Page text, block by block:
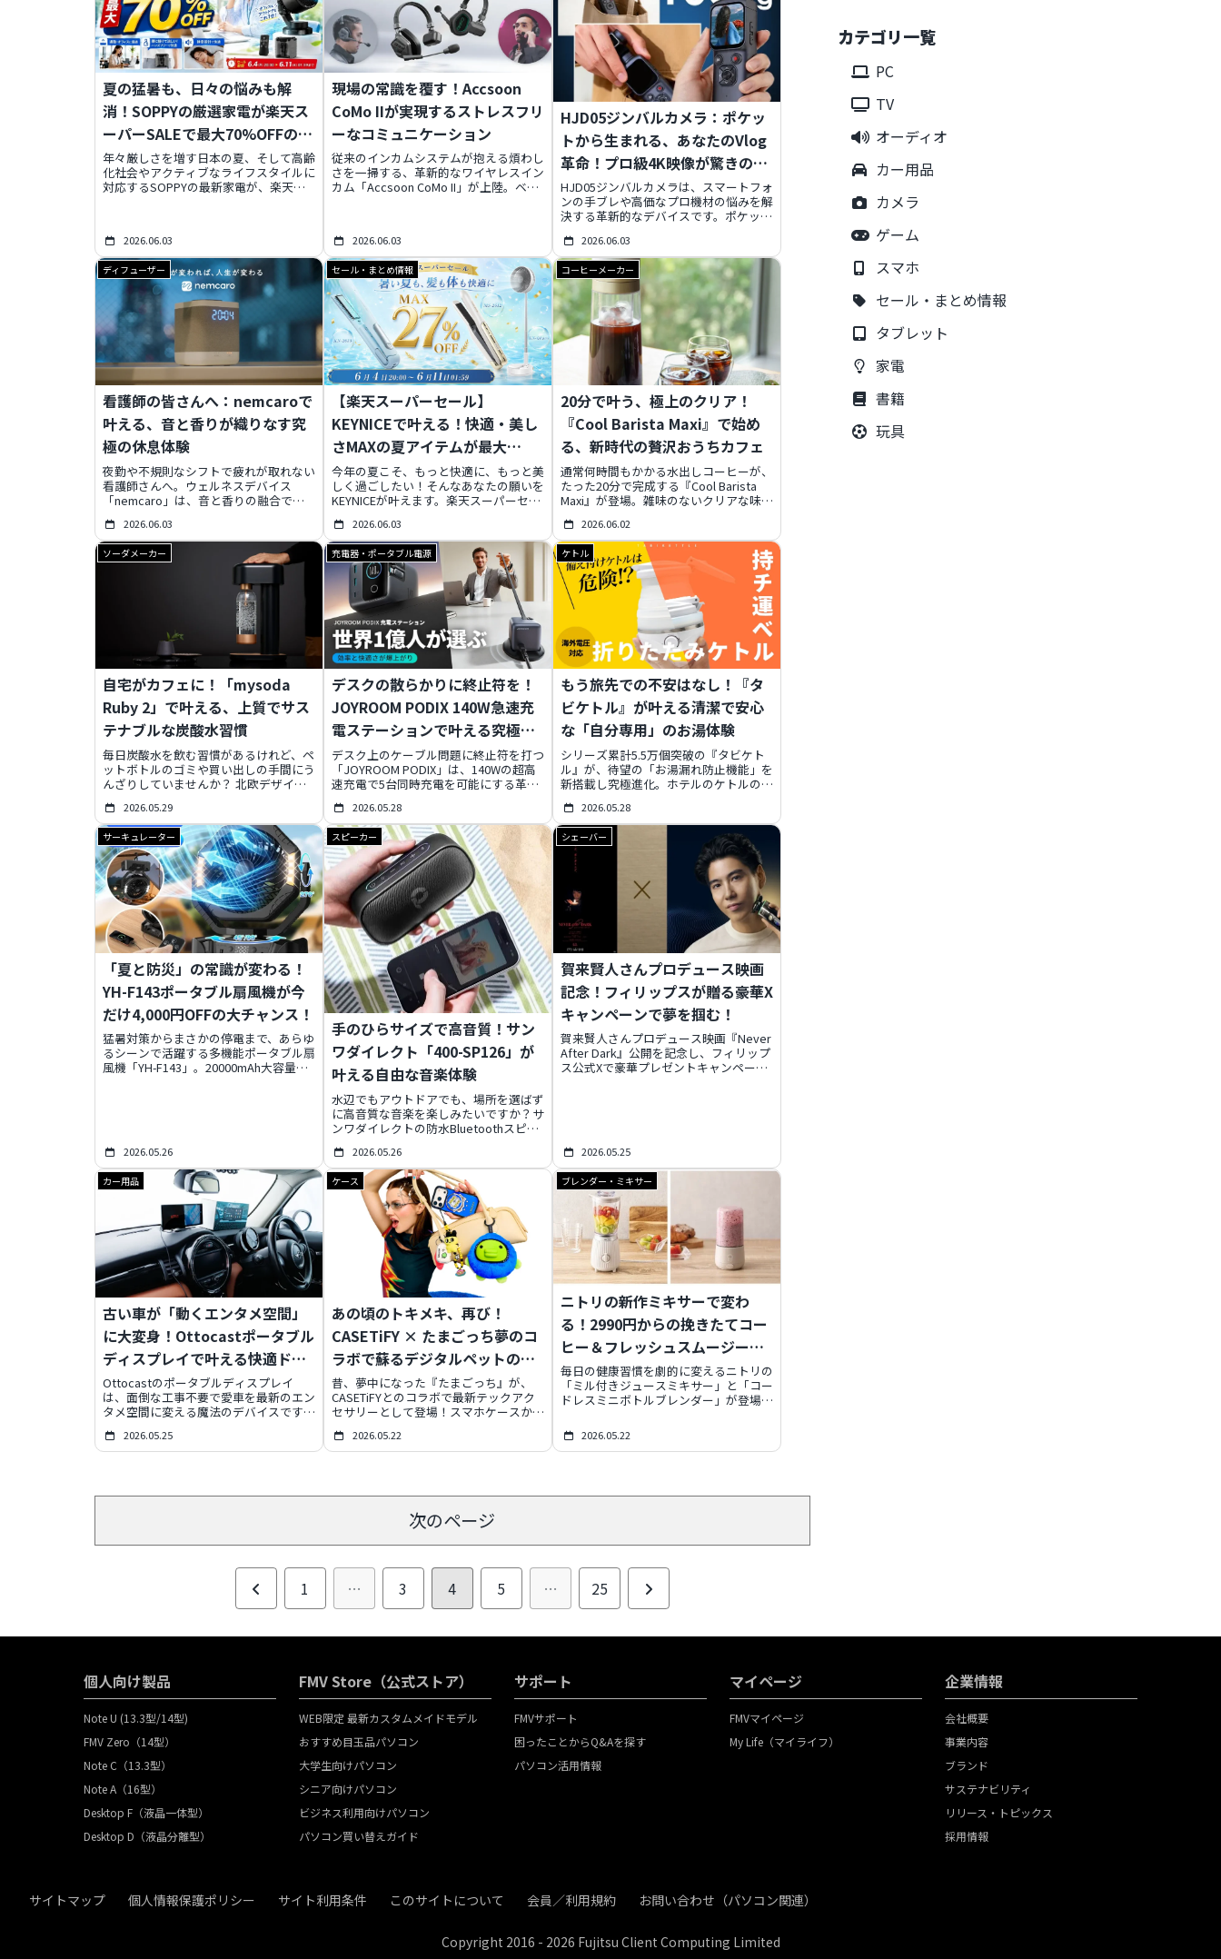
夏の猛暑も、日々の悩みも解
消！SOPPYの厳選家電が楽天ス
ーパーSALEで最大70%OFFの大
チャンス！
年々厳しさを増す日本の夏、そして高齢
化社会やアクティブなライフスタイルに
対応するSOPPYの最新家電が、楽天ス
話、電動爪切りで安全なセルフケアな
ど、暮らしを豊かにする5つの注目アイ
テムを徹底解説。この夏、賢くお得に快
適な毎日をスタートさせませんか？
2026.06.03
現場の常識を覆す！Accsoon
CoMo IIが実現するストレスフリ
ーなコミュニケーション
従来のインカムシステムが抱える煩わし
さを一掃する、革新的なワイヤレスイン
カム「Accsoon CoMo II」が上陸。ベー
動といった卓越した機能で、現場のコミ
ュニケーションを劇的に変革します。旧
モデルからの大幅な進化を遂げ、映像制
作やイベント運営の効率と品質向上に貢
献するこの「ゲームチェンジャー」の全
貌を徹底解説します。
2026.06.03
HJD05ジンバルカメラ：ポケッ
トから生まれる、あなたのVlog
革命！プロ級4K映像が驚きの価
格で
HJD05ジンバルカメラは、スマートフォ
ンの手ブレや高価なプロ機材の悩みを解
決する革新的なデバイスです。ポケット
撮影、7500万画素センサー、3軸ジンバ
ルによる究極の手ブレ補正を搭載。AI顔
追尾や多彩なフィルター、Wi-Fi転送機
能で初心者でもプロ級の映像を簡単に制
作・共有できます。驚きのコストパフォ
ーマンスで、あなたのVlogや日常の記録
が劇的に進化します。
2026.06.03
ディフューザー
看護師の皆さんへ：nemcaroで
叶える、音と香りが織りなす究
極の休息体験
夜勤や不規則なシフトで疲れが取れない
看護師さんへ。ウェルネスデバイス
「nemcaro」は、音と香りの融合で質
に導入でき、心身を深く癒します。ナー
スフェス2026でその効果を体験し、新
しいセルフケアの形を見つけましょう。
2026.06.03
セール・まとめ情報
【楽天スーパーセール】
KEYNICEで叶える！快適・美し
さMAXの夏アイテムが最大
27%OFF！
今年の夏こそ、もっと快適に、もっと美
しく過ごしたい！そんなあなたの願いを
KEYNICEが叶えます。楽天スーパーセー
や、猛暑を乗り切る扇風機まで最大
27%OFFの大チャンス！この記事では、
お得な夏アイテムを賢く手に入れ、ワン
ランク上の毎日を叶える秘訣を徹底解
説。見逃せない驚きの価格と、あなたの
生活を豊かにするKEYNICEの魅力に迫り
ます。
2026.06.03
コーヒーメーカー
20分で叶う、極上のクリア！
『Cool Barista Maxi』で始め
る、新時代の贅沢おうちカフェ
通常何時間もかかる水出しコーヒーが、
たった20分で完成する『Cool Barista
Maxi』が登場。雑味のないクリアな味わ
楽しめます。デザイン性も高く、コーヒ
ー以外にも活用できる万能性で、あなた
の「おうちカフェ」を格上げする一台で
す。
2026.06.02
ソーダメーカー
自宅がカフェに！「mysoda
Ruby 2」で叶える、上質でサス
テナブルな炭酸水習慣
毎日炭酸水を飲む習慣があるけれど、ペ
ットボトルのゴミや買い出しの手間にう
んざりしていませんか？ 北欧デザイン
Ruby 2」なら、自宅で手軽にできたて
炭酸水が楽しめ、さらに環境にも優しい
サステナブルな暮らしが叶います。
Makuakeでの先行販売も見逃せませ
ん。
2026.05.29
充電器・ポータブル電源
デスクの散らかりに終止符を！
JOYROOM PODIX 140W急速充
電ステーションで叶える究極の
ミニマリズム
デスク上のケーブル問題に終止符を打つ
「JOYROOM PODIX」は、140Wの超高
速充電で5台同時充電を可能にする革新
ル内蔵、スマートディスプレイ、AI温度
制御など、効率と快適さを追求した未来
の充電体験を提供します。
2026.05.28
ケトル
もう旅先での不安はなし！『タ
ビケトル』が叶える清潔で安心
な「自分専用」のお湯体験
シリーズ累計5.5万個突破の『タビケト
ル』が、待望の「お湯漏れ防止機能」を
新搭載し究極進化。ホテルのケトルの衛
世界対応の電圧切替、2つの保温モード
で、旅先や車中泊、入院生活まであらゆ
るシーンで清潔で安心な沸かしたてのお
湯を提供します。今ならMakuakeでお得
に手に入れるチャンス！
2026.05.28
サーキュレーター
「夏と防災」の常識が変わる！
YH-F143ポータブル扇風機が今
だけ4,000円OFFの大チャンス！
猛暑対策からまさかの停電まで、あらゆ
るシーンで活躍する多機能ポータブル扇
風機「YH-F143」。20000mAh大容量バ
価を徹底解説します。
2026.05.26
スピーカー
手のひらサイズで高音質！サン
ワダイレクト「400-SP126」が
叶える自由な音楽体験
水辺でもアウトドアでも、場所を選ばず
に高音質な音楽を楽しみたいですか？サ
ンワダイレクトの防水Bluetoothスピー
カー「400-SP126」は、IPX7防水、8W
の迫力サウンド、最長12時間再生、多彩
な入力形式を手のひらサイズに凝縮。
3,618円（税抜）という驚きの価格で、
あなたの日常と特別な時間を豊かに彩り
2026.05.26
シェーバー
賀来賢人さんプロデュース映画
記念！フィリップスが贈る豪華X
キャンペーンで夢を掴む！
賀来賢人さんプロデュース映画『Never
After Dark』公開を記念し、フィリップ
ス公式Xで豪華プレゼントキャンペーン
2026.05.25
カー用品
古い車が「動くエンタメ空間」
に大変身！Ottocastポータブル
ディスプレイで叶える快適ドラ
イブ
Ottocastのポータブルディスプレイ
は、面倒な工事不要で愛車を最新のエン
タメ空間に変える魔法のデバイスです。
動画アプリ、ワイヤレス
CarPlay/Android Auto、さらにAI音声制
御まで、あなたのカーライフを劇的にア
2026.05.25
ケース
あの頃のトキメキ、再び！
CASETiFY × たまごっち夢のコ
ラボで蘇るデジタルペットの魔
法
昔、夢中になった『たまごっち』が、
CASETiFYとのコラボで最新テックアク
セサリーとして登場！スマホケースから
スーツケース、限定デバイスまで、大人
になったあなたの毎日を彩るアイテムを
徹底解説。懐かしさと新しさが融合し
2026.05.22
ブレンダー・ミキサー
ニトリの新作ミキサーで変わ
る！2990円からの挽きたてコー
ヒー＆フレッシュスムージー生
活
毎日の健康習慣を劇的に変えるニトリの
「ミル付きジュースミキサー」と「コー
ドレスミニボトルブレンダー」が登場。
たてコーヒーから外出先でのスムージー
まで、あなたの食生活を豊かに彩りま
す。コンパクトで高機能、さらに手軽に
2026.05.22
次のページ
前
1 … 3 4 5 … 25
次
カテゴリ一覧
PC
TV
オーディオ
カー用品
カメラ
ゲーム
スマホ
セール・まとめ情報
タブレット
家電
書籍
玩具
個人向け製品
Note U (13.3型/14型)
FMV Zero（14型）
Note C（13.3型）
Note A（16型）
Desktop F（液晶一体型）
Desktop D（液晶分離型）
FMV Store（公式ストア）
WEB限定 最新カスタムメイドモデル
おすすめ目玉品パソコン
大学生向けパソコン
シニア向けパソコン
ビジネス利用向けパソコン
パソコン買い替えガイド
サポート
FMVサポート
困ったことからQ&Aを探す
パソコン活用情報
マイページ
FMVマイページ
My Life（マイライフ）
企業情報
会社概要
事業内容
ブランド
サステナビリティ
リリース・トピックス
採用情報
サイトマップ 個人情報保護ポリシー サイト利用条件 このサイトについて 会員／利用規約 お問い合わせ（パソコン関連）
Copyright 2016 - 2026 Fujitsu Client Computing Limited